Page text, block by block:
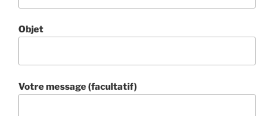
Objet
Votre message (facultatif)